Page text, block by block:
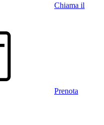
Chiama il
Prenota